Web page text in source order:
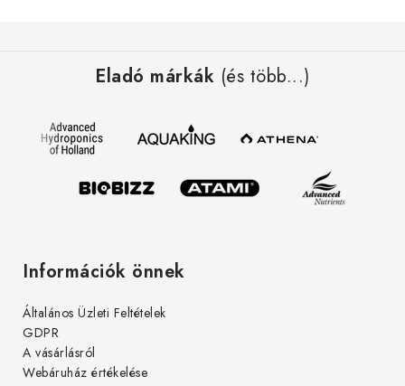
Eladó márkák (és több...)
Információk önnek
Általános Üzleti Feltételek
GDPR
A vásárlásról
Webáruház értékelése